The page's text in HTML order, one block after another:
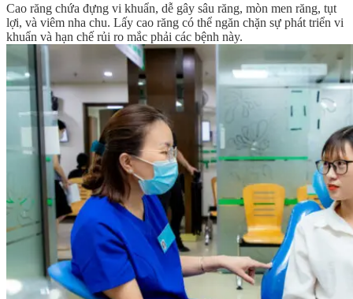
Cao răng chứa đựng vi khuẩn, dễ gây sâu răng, mòn men răng, tụt
lợi, và viêm nha chu. Lấy cao răng có thể ngăn chặn sự phát triển vi
khuẩn và hạn chế rủi ro mắc phải các bệnh này.